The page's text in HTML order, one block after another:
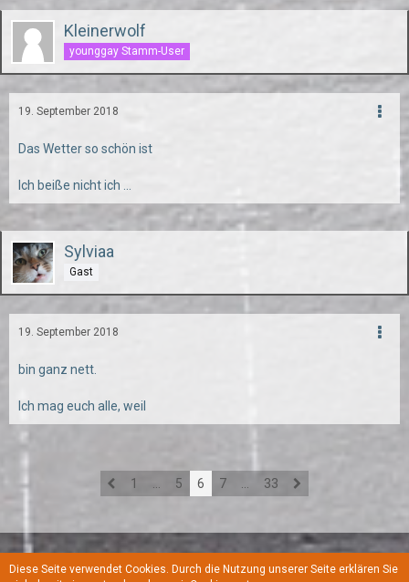
Kleinerwolf
younggay Stamm-User
19. September 2018
Das Wetter so schön ist
Ich beiße nicht ich ...
Sylviaa
Gast
19. September 2018
bin ganz nett.
Ich mag euch alle, weil
1 5 6 7 33
Diese Seite verwendet Cookies. Durch die Nutzung unserer Seite erklären Sie